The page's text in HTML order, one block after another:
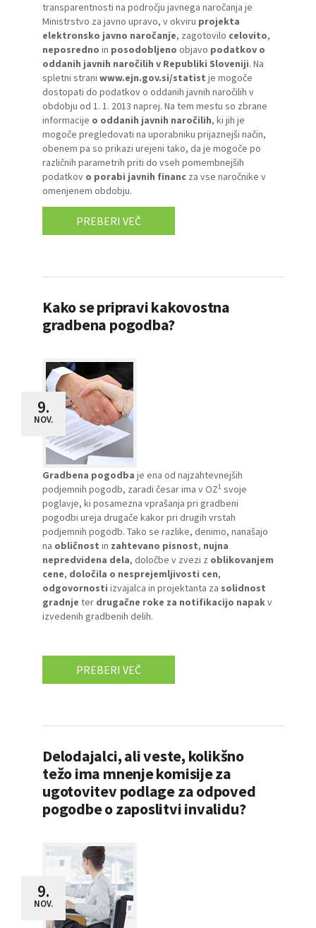
transparentnosti na področju javnega naročanja je
Ministrstvo za javno upravo, v okviru projekta
elektronsko javno naročanje, zagotovilo celovito,
neposredno in posodobljeno objavo podatkov o
oddanih javnih naročilih v Republiki Sloveniji. Na
spletni strani www.ejn.gov.si/statist je mogoče
dostopati do podatkov o oddanih javnih naročilih v
obdobju od 1. 1. 2013 naprej. Na tem mestu so zbrane
informacije o oddanih javnih naročilih, ki jih je
mogoče pregledovati na uporabniku prijaznejši način,
obenem pa so prikazi urejeni tako, da je mogoče po
različnih parametrih priti do vseh pomembnejših
podatkov o porabi javnih financ za vse naročnike v
omenjenem obdobju.
PREBERI VEČ
Kako se pripravi kakovostna
gradbena pogodba?
9.
NOV.
Gradbena pogodba je ena od najzahtevnejših
podjemnih pogodb, zaradi česar ima v OZ1 svoje
poglavje, ki posamezna vprašanja pri gradbeni
pogodbi ureja drugače kakor pri drugih vrstah
podjemnih pogodb. Tako se razlike, denimo, nanašajo
na obličnost in zahtevano pisnost, nujna
nepredvidena dela, določbe v zvezi z oblikovanjem
cene, določila o nesprejemljivosti cen,
odgovornosti izvajalca in projektanta za solidnost
gradnje ter drugačne roke za notifikacijo napakv
izvedenih gradbenih delih.
PREBERI VEČ
Delodajalci, ali veste, kolikšno
težo ima mnenje komisije za
ugotovitev podlage za odpoved
pogodbe o zaposlitvi invalidu?
9.
NOV.